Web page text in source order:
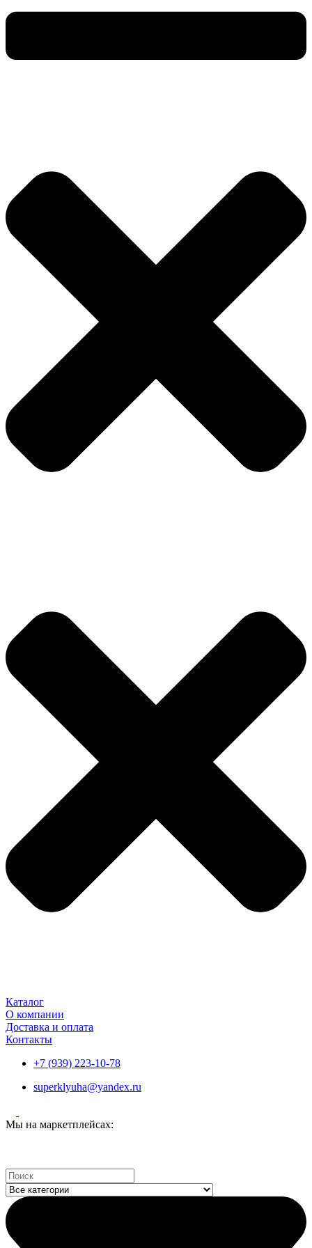
Каталог
О компании
Доставка и оплата
Контакты
+7 (939) 223-10-78
superklyuha@yandex.ru
Мы на маркетплейсах:
Search
...